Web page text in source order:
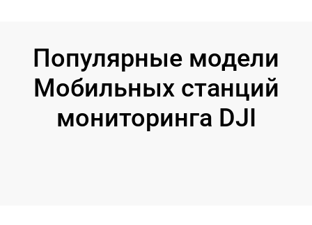
Популярные модели
Мобильных станций
мониторинга DJI